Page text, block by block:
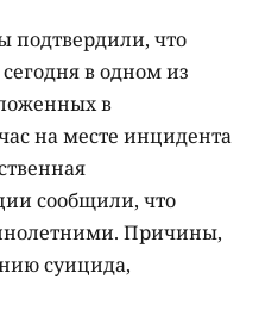
подтвердили, что
в одном из
в
на месте инцидента
сообщили, что
Причины,
суицида,